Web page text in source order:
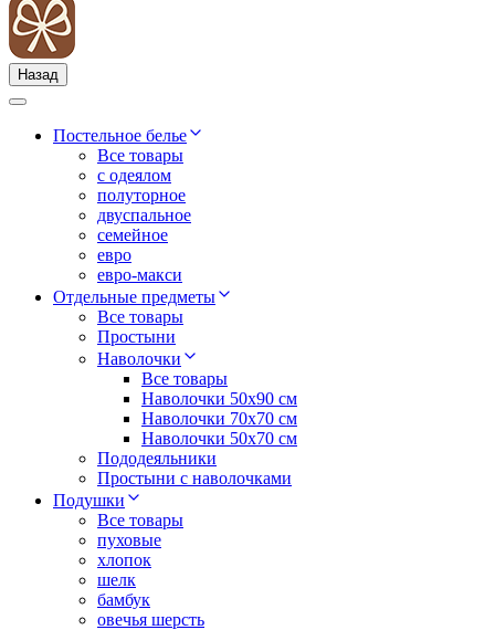
Назад
Постельное белье
Все товары
с одеялом
полуторное
двуспальное
семейное
евро
евро-макси
Отдельные предметы
Все товары
Простыни
Наволочки
Все товары
Наволочки 50x90 см
Наволочки 70x70 cм
Наволочки 50х70 см
Пододеяльники
Простыни с наволочками
Подушки
Все товары
пуховые
хлопок
шелк
бамбук
овечья шерсть